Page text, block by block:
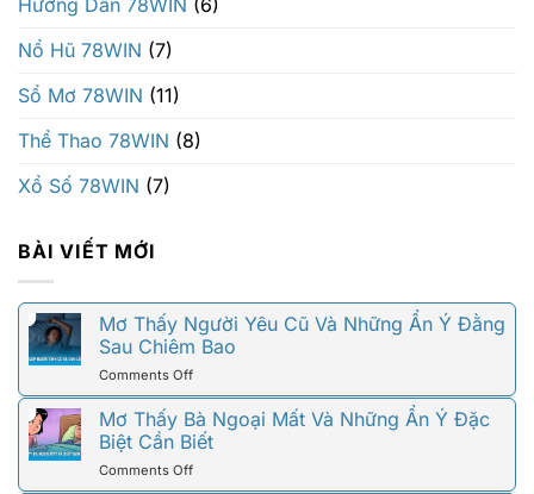
Hướng Dẫn 78WIN (6)
Nổ Hũ 78WIN (7)
Sổ Mơ 78WIN (11)
Thể Thao 78WIN (8)
Xổ Số 78WIN (7)
BÀI VIẾT MỚI
Mơ Thấy Người Yêu Cũ Và Những Ẩn Ý Đằng
Sau Chiêm Bao
Comments Offon
Mơ
Thấy
Người
Yêu
Cũ
Mơ Thấy Bà Ngoại Mất Và Những Ẩn Ý Đặc
Biệt Cần Biết
Comments Offon
Mơ